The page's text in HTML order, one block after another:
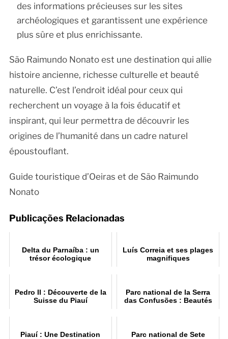
des informations précieuses sur les sites
archéologiques et garantissent une expérience
plus sûre et plus enrichissante.
São Raimundo Nonato est une destination qui allie
histoire ancienne, richesse culturelle et beauté
naturelle. C’est l’endroit idéal pour ceux qui
recherchent un voyage à la fois éducatif et
inspirant, qui leur permettra de découvrir les
origines de l’humanité dans un cadre naturel
époustouflant.
Guide touristique d’Oeiras et de São Raimundo
Nonato
Publicações Relacionadas
Delta du Parnaíba : un
trésor écologique
Luís Correia et ses plages
magnifiques
Pedro II : Découverte de la
Suisse du Piauí
Parc national de la Serra
das Confusões : Beautés
Piauí : Une Destination
Parc national de Sete